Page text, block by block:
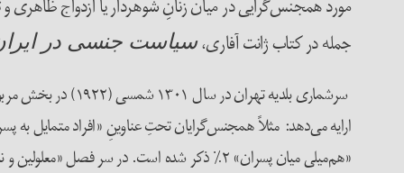
مورد همجنس‌گرایی در میان زنانِ شوهردار یا ازدواج
جمله در کتاب ژانت آفاری،سیاست جنسی در
سرشماری بلدیه